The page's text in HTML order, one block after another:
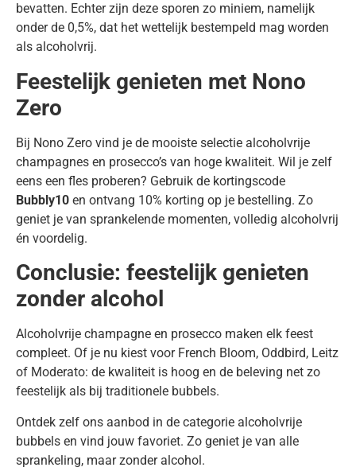
bevatten. Echter zijn deze sporen zo miniem, namelijk
onder de 0,5%, dat het wettelijk bestempeld mag worden
als alcoholvrij.
Feestelijk genieten met Nono
Zero
Bij Nono Zero vind je de mooiste selectie alcoholvrije
champagnes en prosecco’s van hoge kwaliteit. Wil je zelf
eens een fles proberen? Gebruik de kortingscode
Bubbly10 en ontvang 10% korting op je bestelling. Zo
geniet je van sprankelende momenten, volledig alcoholvrij
én voordelig.
Conclusie: feestelijk genieten
zonder alcohol
Alcoholvrije champagne en prosecco maken elk feest
compleet. Of je nu kiest voor French Bloom, Oddbird, Leitz
of Moderato: de kwaliteit is hoog en de beleving net zo
feestelijk als bij traditionele bubbels.
Ontdek zelf ons aanbod in de categorie alcoholvrije
bubbels en vind jouw favoriet. Zo geniet je van alle
sprankeling, maar zonder alcohol.